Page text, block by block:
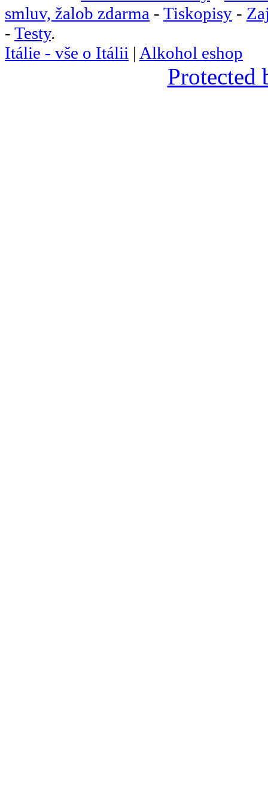
smluv, žalob zdarma - Tiskopisy -
- Testy.
Itálie - vše o Itálii | Alkohol eshop
Protected